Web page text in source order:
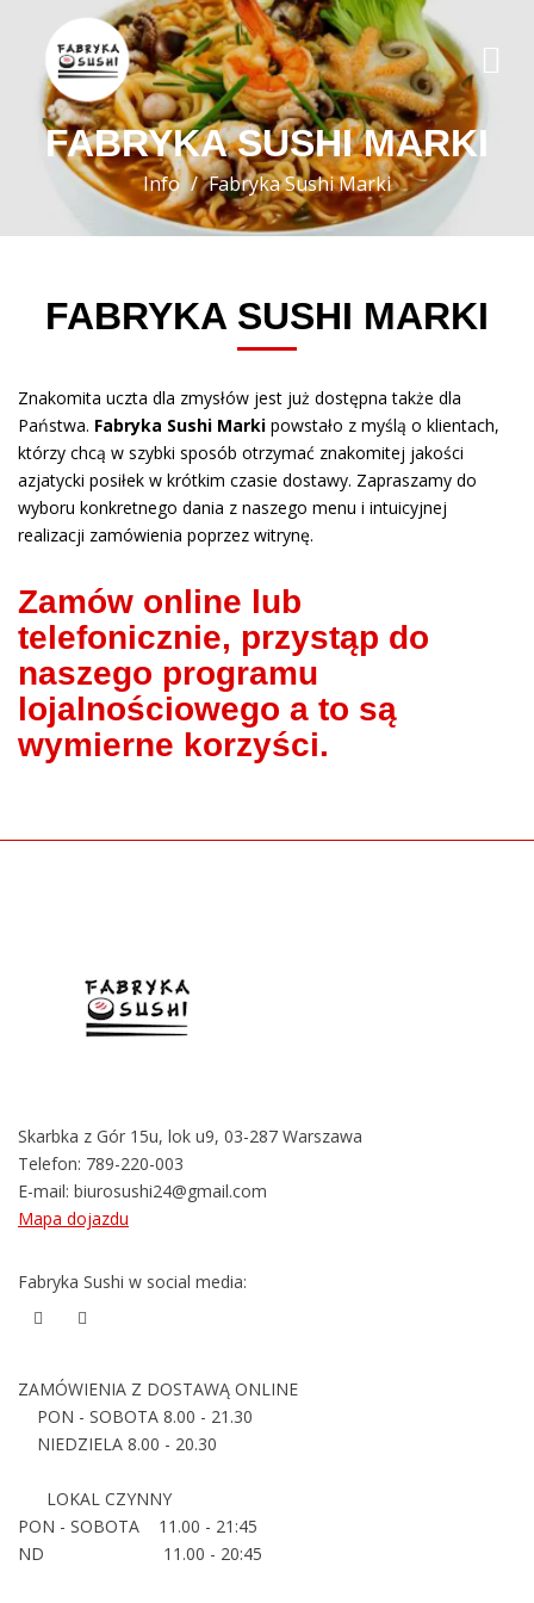
FABRYKA SUSHI MARKI
Info Fabryka Sushi Marki
FABRYKA SUSHI MARKI
Znakomita uczta dla zmysłów jest już dostępna także dla
Państwa. Fabryka Sushi Marki powstało z myślą o klientach,
którzy chcą w szybki sposób otrzymać znakomitej jakości
azjatycki posiłek w krótkim czasie dostawy. Zapraszamy do
wyboru konkretnego dania z naszego menu i intuicyjnej
realizacji zamówienia poprzez witrynę.
Zamów online lub
telefonicznie, przystąp do
naszego programu
lojalnościowego a to są
wymierne korzyści.
Skarbka z Gór 15u, lok u9, 03-287 Warszawa
Telefon: 789-220-003
E-mail: biurosushi24@gmail.com
Mapa dojazdu
Fabryka Sushi w social media:
ZAMÓWIENIA Z DOSTAWĄ ONLINE
PON - SOBOTA 8.00 - 21.30
NIEDZIELA 8.00 - 20.30
LOKAL CZYNNY
PON - SOBOTA 11.00 - 21:45
ND 11.00 - 20:45